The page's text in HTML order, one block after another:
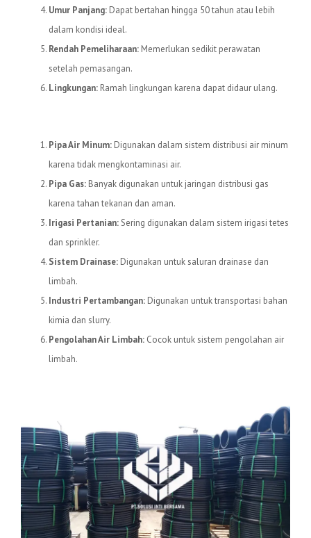
Umur Panjang: Dapat bertahan hingga 50 tahun atau lebih
dalam kondisi ideal.
Rendah Pemeliharaan: Memerlukan sedikit perawatan
setelah pemasangan.
Lingkungan: Ramah lingkungan karena dapat didaur ulang.
Pipa Air Minum: Digunakan dalam sistem distribusi air minum
karena tidak mengkontaminasi air.
Pipa Gas: Banyak digunakan untuk jaringan distribusi gas
karena tahan tekanan dan aman.
Irigasi Pertanian:Sering digunakan dalam sistem irigasi tetes
dan sprinkler.
Sistem Drainase: Digunakan untuk saluran drainase dan
limbah.
Industri Pertambangan: Digunakan untuk transportasi bahan
kimia dan slurry.
Pengolahan Air Limbah: Cocok untuk sistem pengolahan air
limbah.